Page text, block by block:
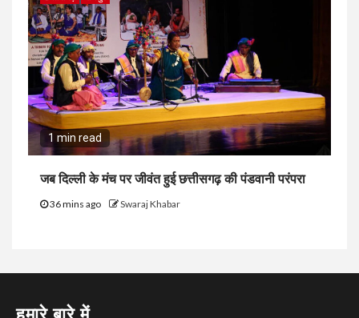
1 min read
जब दिल्ली के मंच पर जीवंत हुई छत्तीसगढ़ की पंडवानी परंपरा
36 mins ago Swaraj Khabar